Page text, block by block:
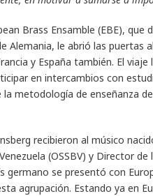
Brass Ensamble (EBE),
Alemania, le abrió las
y España también. El
en intercambios con
metodología de enseñanza
recibieron al músico
(OSSBV) y Director
germano se presentó con
agrupación. Estando ya en